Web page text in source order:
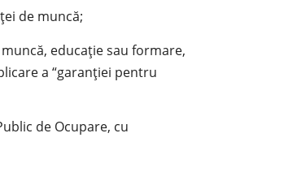
de muncă;
educație sau formare,
a “garanției pentru
de Ocupare, cu